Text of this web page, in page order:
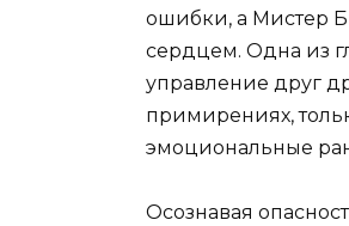
ошибки, а Мистер
сердцем. Одна из
управление друг
примирениях,
эмоциональные
Осознавая